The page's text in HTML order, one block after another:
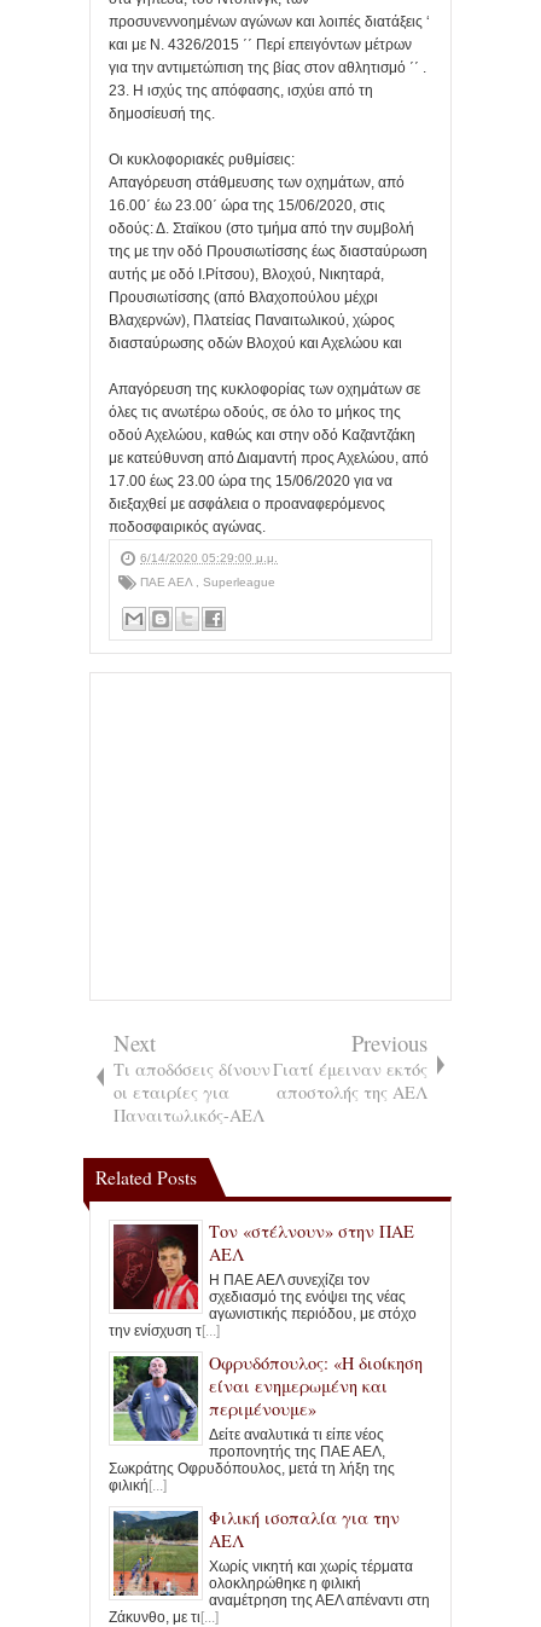
προσυνεννοημένων αγώνων και λοιπές διατάξεις ‘
και με Ν. 4326/2015 ΄΄ Περί επειγόντων μέτρων
για την αντιμετώπιση της βίας στον αθλητισμό ΄΄ .
23. Η ισχύς της απόφασης, ισχύει από τη
δημοσίευσή της.
Οι κυκλοφοριακές ρυθμίσεις:
Απαγόρευση στάθμευσης των οχημάτων, από
16.00΄ έω 23.00΄ ώρα της 15/06/2020, στις
οδούς: Δ. Σταϊκου (στο τμήμα από την συμβολή
της με την οδό Προυσιωτίσσης έως διασταύρωση
αυτής με οδό Ι.Ρίτσου), Βλοχού, Νικηταρά,
Προυσιωτίσσης (από Βλαχοπούλου μέχρι
Βλαχερνών), Πλατείας Παναιτωλικού, χώρος
διασταύρωσης οδών Βλοχού και Αχελώου και
Απαγόρευση της κυκλοφορίας των οχημάτων σε
όλες τις ανωτέρω οδούς, σε όλο το μήκος της
οδού Αχελώου, καθώς και στην οδό Καζαντζάκη
με κατεύθυνση από Διαμαντή προς Αχελώου, από
17.00 έως 23.00 ώρα της 15/06/2020 για να
διεξαχθεί με ασφάλεια ο προαναφερόμενος
ποδοσφαιρικός αγώνας.
6/14/2020 05:29:00 μ.μ.
ΠΑΕ ΑΕΛ
Superleague
Next
Τι αποδόσεις δίνουν
οι εταιρίες για
Παναιτωλικός-ΑΕΛ
Previous
Γιατί έμειναν εκτός
αποστολής της ΑΕΛ
Related Posts
Τον «στέλνουν» στην ΠΑΕ
ΑΕΛ
Η ΠΑΕ ΑΕΛ συνεχίζει τον
σχεδιασμό της ενόψει της νέας
αγωνιστικής περιόδου, με στόχο
την ενίσχυση τ[...]
Οφρυδόπουλος: «Η διοίκηση
είναι ενημερωμένη και
περιμένουμε»
Δείτε αναλυτικά τι είπε νέος
προπονητής της ΠΑΕ ΑΕΛ,
Σωκράτης Οφρυδόπουλος, μετά τη λήξη της
φιλική[...]
Φιλική ισοπαλία για την
ΑΕΛ
Χωρίς νικητή και χωρίς τέρματα
ολοκληρώθηκε η φιλική
αναμέτρηση της ΑΕΛ απέναντι στη
Ζάκυνθο, με τι[...]